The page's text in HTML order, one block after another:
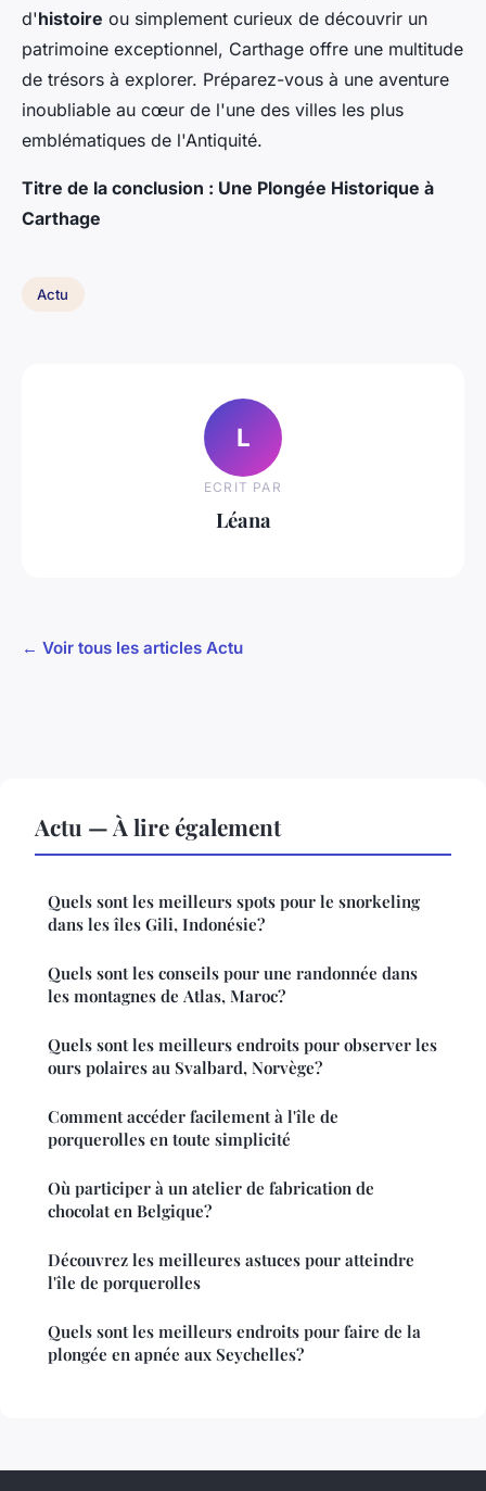
d'histoire ou simplement curieux de découvrir un
patrimoine exceptionnel, Carthage offre une multitude
de trésors à explorer. Préparez-vous à une aventure
inoubliable au cœur de l'une des villes les plus
emblématiques de l'Antiquité.
Titre de la conclusion : Une Plongée Historique à
Carthage
Actu
L
ECRIT PAR
Léana
← Voir tous les articles Actu
Actu — À lire également
Quels sont les meilleurs spots pour le snorkeling
dans les îles Gili, Indonésie?
Quels sont les conseils pour une randonnée dans
les montagnes de Atlas, Maroc?
Quels sont les meilleurs endroits pour observer les
ours polaires au Svalbard, Norvège?
Comment accéder facilement à l'île de
porquerolles en toute simplicité
Où participer à un atelier de fabrication de
chocolat en Belgique?
Découvrez les meilleures astuces pour atteindre
l'île de porquerolles
Quels sont les meilleurs endroits pour faire de la
plongée en apnée aux Seychelles?